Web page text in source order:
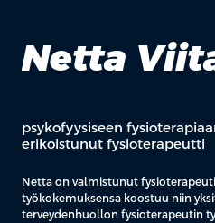
Netta
psykofyysiseen
erikoistunut fysioterapeutti
Netta on valmistunut
työkokemuksensa koostuu niin
terveydenhuollon fysioterapeutin